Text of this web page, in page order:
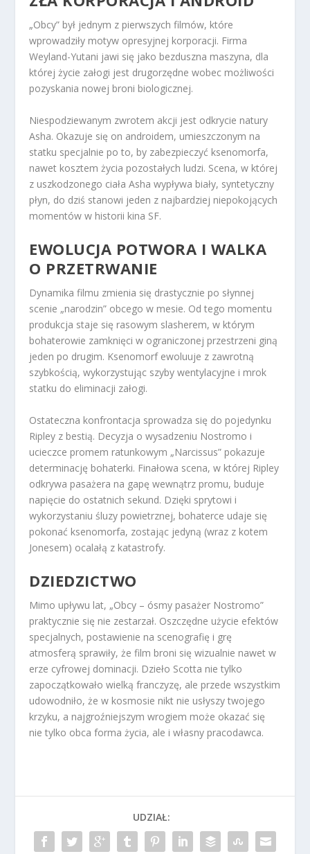
„Obcy” był jednym z pierwszych filmów, które
wprowadziły motyw opresyjnej korporacji. Firma
Weyland-Yutani jawi się jako bezduszna maszyna, dla
której życie załogi jest drugorzędne wobec możliwości
pozyskania nowej broni biologicznej.
Niespodziewanym zwrotem akcji jest odkrycie natury
Asha. Okazuje się on androidem, umieszczonym na
statku specjalnie po to, by zabezpieczyć ksenomorfa,
nawet kosztem życia pozostałych ludzi. Scena, w której
z uszkodzonego ciała Asha wypływa biały, syntetyczny
płyn, do dziś stanowi jeden z najbardziej niepokojących
momentów w historii kina SF.
EWOLUCJA POTWORA I WALKA
O PRZETRWANIE
Dynamika filmu zmienia się drastycznie po słynnej
scenie „narodzin” obcego w mesie. Od tego momentu
produkcja staje się rasowym slasherem, w którym
bohaterowie zamknięci w ograniczonej przestrzeni giną
jeden po drugim. Ksenomorf ewoluuje z zawrotną
szybkością, wykorzystując szyby wentylacyjne i mrok
statku do eliminacji załogi.
Ostateczna konfrontacja sprowadza się do pojedynku
Ripley z bestią. Decyzja o wysadzeniu Nostromo i
ucieczce promem ratunkowym „Narcissus” pokazuje
determinację bohaterki. Finałowa scena, w której Ripley
odkrywa pasażera na gapę wewnątrz promu, buduje
napięcie do ostatnich sekund. Dzięki sprytowi i
wykorzystaniu śluzy powietrznej, bohaterce udaje się
pokonać ksenomorfa, zostając jedyną (wraz z kotem
Jonesem) ocalałą z katastrofy.
DZIEDZICTWO
Mimo upływu lat, „Obcy – ósmy pasażer Nostromo”
praktycznie się nie zestarzał. Oszczędne użycie efektów
specjalnych, postawienie na scenografię i grę
atmosferą sprawiły, że film broni się wizualnie nawet w
erze cyfrowej dominacji. Dzieło Scotta nie tylko
zapoczątkowało wielką franczyzę, ale przede wszystkim
udowodniło, że w kosmosie nikt nie usłyszy twojego
krzyku, a najgroźniejszym wrogiem może okazać się
nie tylko obca forma życia, ale i własny pracodawca.
UDZIAŁ: